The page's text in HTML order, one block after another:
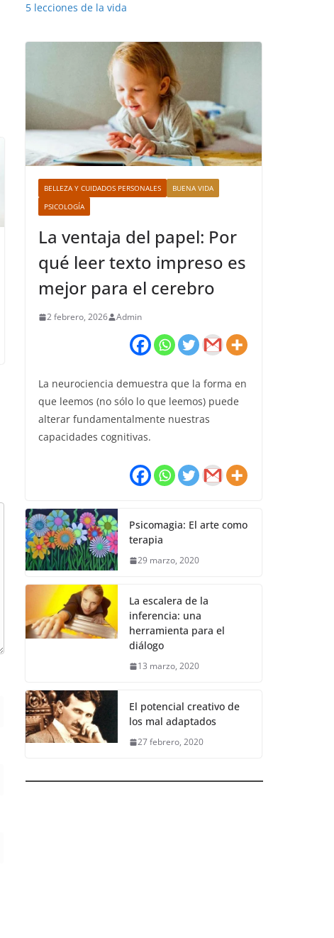
5 lecciones de la vida
BELLEZA Y CUIDADOS PERSONALES
BUENA VIDA
PSICOLOGÍA
La ventaja del papel: Por
qué leer texto impreso es
mejor para el cerebro
2 febrero, 2026 Admin
La neurociencia demuestra que la forma en
que leemos (no sólo lo que leemos) puede
alterar fundamentalmente nuestras
capacidades cognitivas.
Psicomagia: El arte como
terapia
29 marzo, 2020
La escalera de la
inferencia: una
herramienta para el
diálogo
13 marzo, 2020
El potencial creativo de
los mal adaptados
27 febrero, 2020